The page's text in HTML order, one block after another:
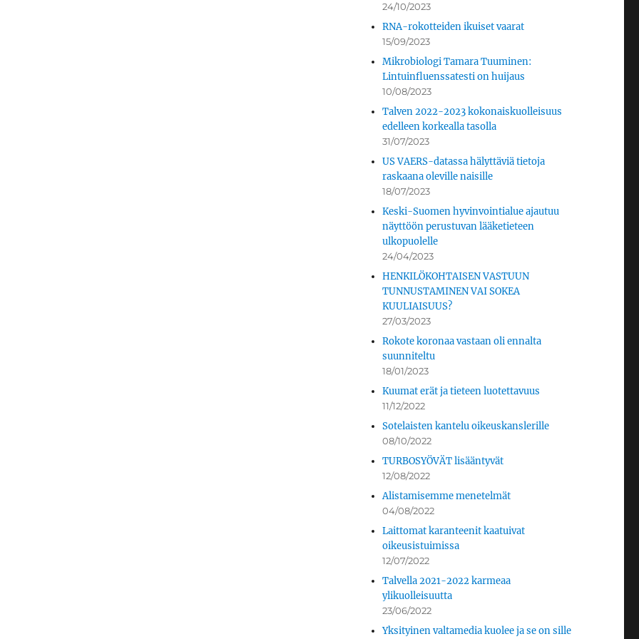
24/10/2023
RNA-rokotteiden ikuiset vaarat
15/09/2023
Mikrobiologi Tamara Tuuminen:
Lintuinfluenssatesti on huijaus
10/08/2023
Talven 2022-2023 kokonaiskuolleisuus
edelleen korkealla tasolla
31/07/2023
US VAERS-datassa hälyttäviä tietoja
raskaana oleville naisille
18/07/2023
Keski-Suomen hyvinvointialue ajautuu
näyttöön perustuvan lääketieteen
ulkopuolelle
24/04/2023
HENKILÖKOHTAISEN VASTUUN
TUNNUSTAMINEN VAI SOKEA
KUULIAISUUS?
27/03/2023
Rokote koronaa vastaan oli ennalta
suunniteltu
18/01/2023
Kuumat erät ja tieteen luotettavuus
11/12/2022
Sotelaisten kantelu oikeuskanslerille
08/10/2022
TURBOSYÖVÄT lisääntyvät
12/08/2022
Alistamisemme menetelmät
04/08/2022
Laittomat karanteenit kaatuivat
oikeusistuimissa
12/07/2022
Talvella 2021-2022 karmeaa
ylikuolleisuutta
23/06/2022
Yksityinen valtamedia kuolee ja se on sille